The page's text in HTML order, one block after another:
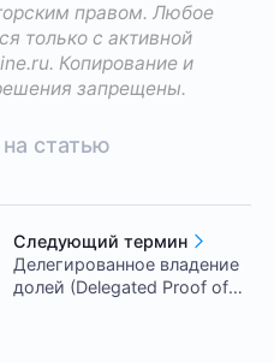
правом. Любое
только с активной
. Копирование и
запрещены.
статью
Следующий термин
Делегированное владение
долей (Delegated Proof of